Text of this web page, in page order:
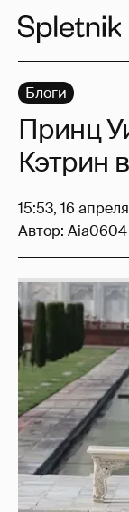
Блоги
Принц
Кэтрин
15:53, 16
Автор: Aia0604